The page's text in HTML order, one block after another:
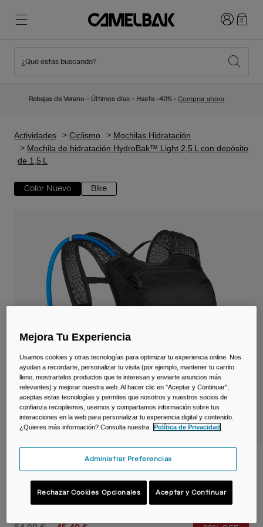
Novedades
Chalecos Hidratación
Botellas
Tazas y Vasos
Bolsas Bici
Bolsas Hidratación
Accessorios
Ver todo
Senderismo
Viajar y estilo de vida
Adiós a los desechables
Partners
Iniciar0
¿Qué estás buscando?
Rebajas de Verano - Últimos días - Hasta -40% -Comprar ahora
Actividades Ciclismo
Mochilas Hidratación
Mochila de hidratación HydroBak™ Light 2,5 L con depósito
de 1,5 L
Color Nuevo Bike
Mochila de hidratación HydroBak™ Light
2,5 L con depósito de 1,5 L
Mejora Tu Experiencia
Usamos cookies y otras tecnologías para optimizar tu experiencia online. Nos
ayudan a recordarte, personalizar tu visita (por ejemplo, mantener tu carrito
lleno, mostrartelos productos que te interesan y enviarte anuncios más
relevantes) y mejorar nuestra web. Al hacer clic en "Aceptar y Continuar",
aceptas estas tecnologías y permites que nosotros y nuestros socios de
confianza recopilemos, usemos y compartamos información sobre tus
interacciones en la web para personalizar tu experiencia digital y contenido.
¿Quieres más información? Consulta nuestra
Política de Privacidad
Administrar Preferencias
Rechazar Cookies Opcionales Aceptar y Continuar